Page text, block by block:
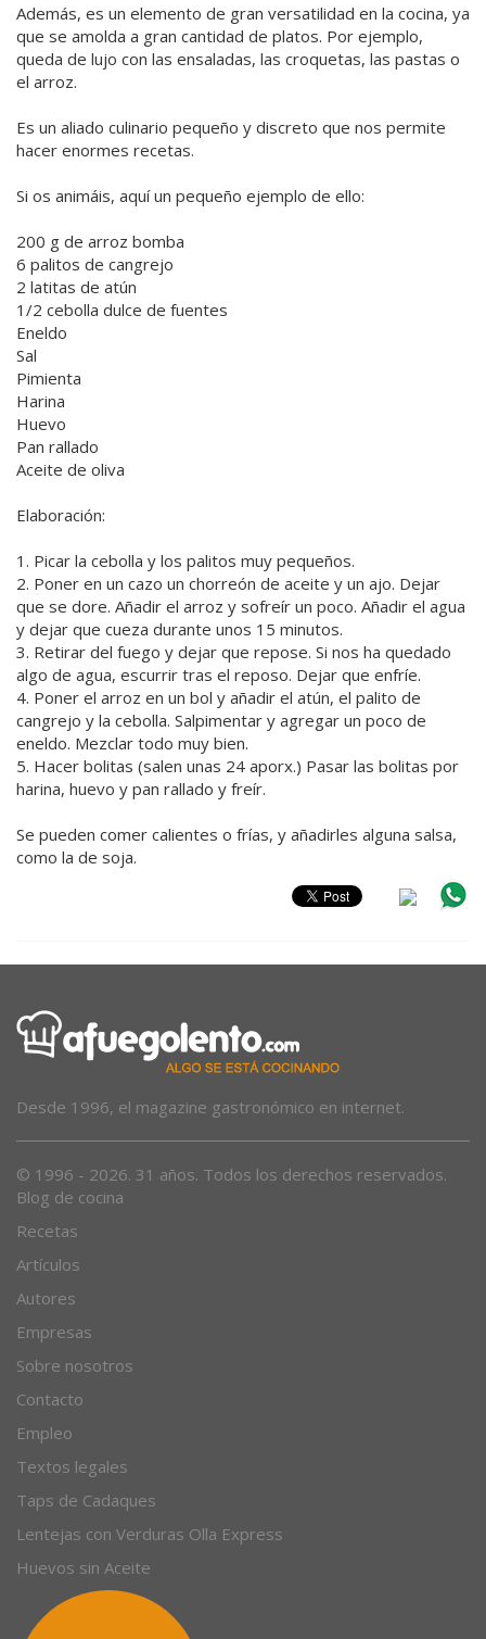
Además, es un elemento de gran versatilidad en la cocina, ya
que se amolda a gran cantidad de platos. Por ejemplo,
queda de lujo con las ensaladas, las croquetas, las pastas o
el arroz.
Es un aliado culinario pequeño y discreto que nos permite
hacer enormes recetas.
Si os animáis, aquí un pequeño ejemplo de ello:
200 g de arroz bomba
6 palitos de cangrejo
2 latitas de atún
1/2 cebolla dulce de fuentes
Eneldo
Sal
Pimienta
Harina
Huevo
Pan rallado
Aceite de oliva
Elaboración:
1. Picar la cebolla y los palitos muy pequeños.
2. Poner en un cazo un chorreón de aceite y un ajo. Dejar
que se dore. Añadir el arroz y sofreír un poco. Añadir el agua
y dejar que cueza durante unos 15 minutos.
3. Retirar del fuego y dejar que repose. Si nos ha quedado
algo de agua, escurrir tras el reposo. Dejar que enfríe.
4. Poner el arroz en un bol y añadir el atún, el palito de
cangrejo y la cebolla. Salpimentar y agregar un poco de
eneldo. Mezclar todo muy bien.
5. Hacer bolitas (salen unas 24 aporx.) Pasar las bolitas por
harina, huevo y pan rallado y freír.
Se pueden comer calientes o frías, y añadirles alguna salsa,
como la de soja.
Desde 1996, el magazine gastronómico en internet.
© 1996 - 2026. 31 años. Todos los derechos reservados.
Blog de cocina
Recetas
Artículos
Autores
Empresas
Sobre nosotros
Contacto
Empleo
Textos legales
Taps de Cadaques
Lentejas con Verduras Olla Express
Huevos sin Aceite